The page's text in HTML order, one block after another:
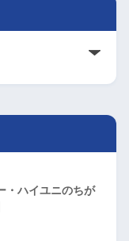
・ハイユニのちが